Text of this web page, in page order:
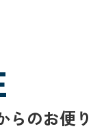
らのお便り